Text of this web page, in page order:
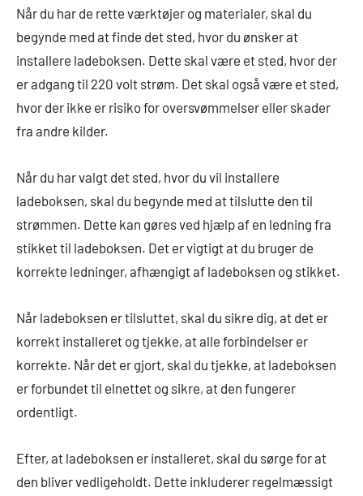
Når du har de rette værktøjer og materialer, skal du
begynde med at finde det sted, hvor du ønsker at
installere ladeboksen. Dette skal være et sted, hvor der
er adgang til 220 volt strøm. Det skal også være et sted,
hvor der ikke er risiko for oversvømmelser eller skader
fra andre kilder.
Når du har valgt det sted, hvor du vil installere
ladeboksen, skal du begynde med at tilslutte den til
strømmen. Dette kan gøres ved hjælp af en ledning fra
stikket til ladeboksen. Det er vigtigt at du bruger de
korrekte ledninger, afhængigt af ladeboksen og stikket.
Når ladeboksen er tilsluttet, skal du sikre dig, at det er
korrekt installeret og tjekke, at alle forbindelser er
korrekte. Når det er gjort, skal du tjekke, at ladeboksen
er forbundet til elnettet og sikre, at den fungerer
ordentligt.
Efter, at ladeboksen er installeret, skal du sørge for at
den bliver vedligeholdt. Dette inkluderer regelmæssigt